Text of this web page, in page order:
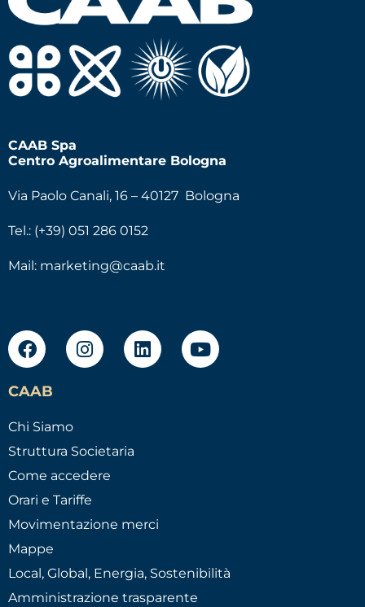
CAAB Spa
Centro Agroalimentare Bologna
Via Paolo Canali, 16 – 40127 Bologna
Tel.: (+39) 051 286 0152
Mail: marketing@caab.it
CAAB
Chi Siamo
Struttura Societaria
Come accedere
Orari e Tariffe
Movimentazione merci
Mappe
Local, Global, Energia, Sostenibilità
Amministrazione trasparente